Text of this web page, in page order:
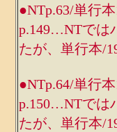
●NTp.63/単行
p.149…NTでは
たが、単行本/
●NTp.64/単行
p.150…NTでは
たが、単行本/